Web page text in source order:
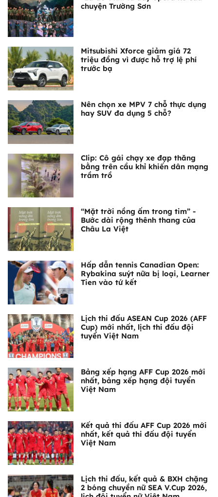
chuyện Trường Sơn
Mitsubishi Xforce giảm giá 72
triệu đồng vì được hỗ trợ lệ phí
trước bạ
Nên chọn xe MPV 7 chỗ thực dụng
hay SUV đa dụng 5 chỗ?
Clip: Cô gái chạy xe đạp thăng
bằng trên cầu khỉ khiến dân mạng
trầm trồ
“Mặt trời nồng ấm trong tim” -
Bước dài rộng thênh thang của
Châu La Việt
Hấp dẫn tennis Canadian Open:
Rybakina suýt nữa bị loại, Learner
Tien vào tứ kết
Lịch thi đấu ASEAN Cup 2026 (AFF
Cup) mới nhất, lịch thi đấu đội
tuyển Việt Nam
Bảng xếp hạng AFF Cup 2026 mới
nhất, bảng xếp hạng đội tuyển
Việt Nam
Kết quả thi đấu AFF Cup 2026 mới
nhất, kết quả thi đấu đội tuyển
Việt Nam
Lịch thi đấu, kết quả & BXH chặng
2 bóng chuyền nữ SEA V.Cup 2026,